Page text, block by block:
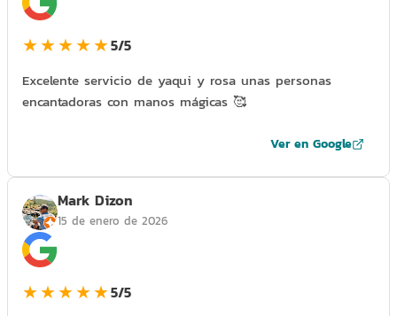
★★★★★5/5
Excelente servicio de yaqui y rosa unas personas
encantadoras con manos mágicas 🥰
Ver en Google
Mark Dizon
15 de enero de 2026
★★★★★5/5